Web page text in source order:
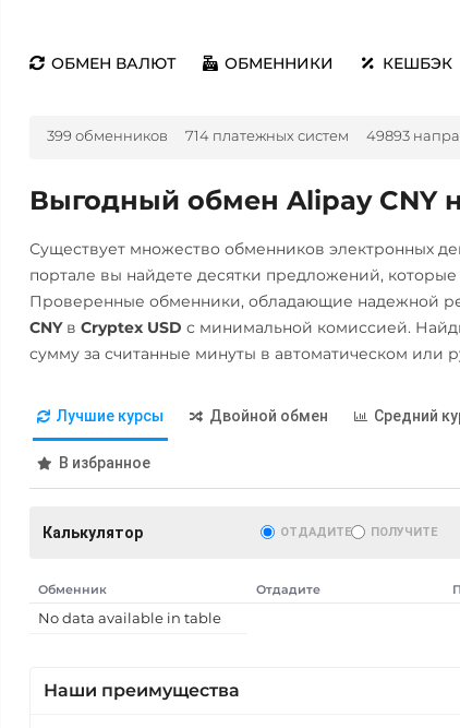
ОБМЕН ВАЛЮТ ОБМЕННИКИ КЕШБЭК
399 обменников 714 платежных систем 49893
Выгодный обмен Alipay CNY
Существует множество обменников электронных
портале вы найдете десятки предложений,
Проверенные обменники, обладающие надежной
CNYв Cryptex USD с минимальной комиссией.
сумму за считанные минуты в автоматическом или
Лучшие курсы Двойной обмен Средний
В избранное
Калькулятор ОТДАДИТЕ ПОЛУЧИТЕ
Обменник Отдадите
No data available in table
Наши преимущества